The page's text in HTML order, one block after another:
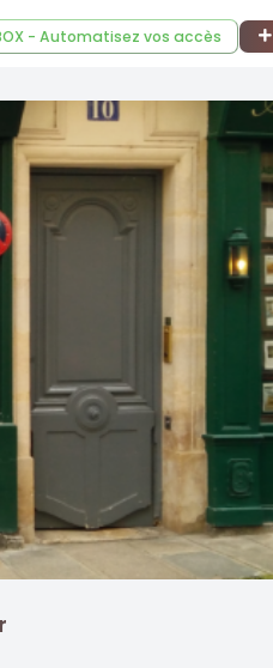
- Automatisez vos accès